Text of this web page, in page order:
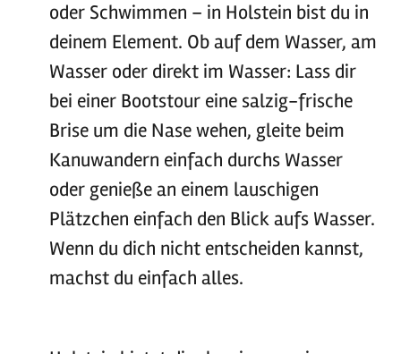
oder Schwimmen – in Holstein bist du in
deinem Element. Ob auf dem Wasser, am
Wasser oder direkt im Wasser: Lass dir
bei einer Bootstour eine salzig-frische
Brise um die Nase wehen, gleite beim
Kanuwandern einfach durchs Wasser
oder genieße an einem lauschigen
Plätzchen einfach den Blick aufs Wasser.
Wenn du dich nicht entscheiden kannst,
machst du einfach alles.